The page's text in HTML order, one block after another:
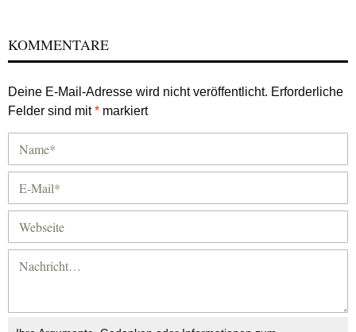
KOMMENTARE
Deine E-Mail-Adresse wird nicht veröffentlicht. Erforderliche
Felder sind mit* markiert